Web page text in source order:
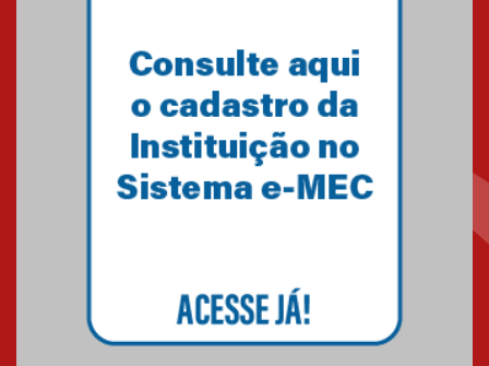
Como o Colégio Mackenzie
Brasília prepara seus
estudantes para o PAS antes
mesmo do Ensino Médio
04.08.2026